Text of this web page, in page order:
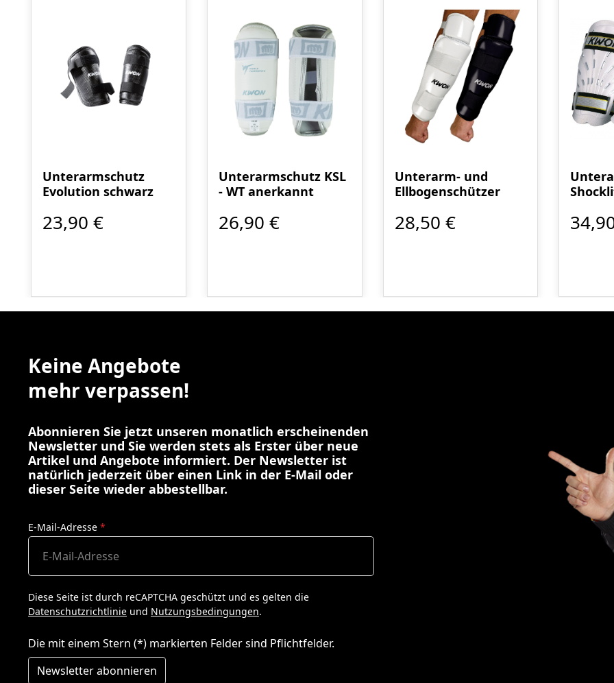
Unterarmschutz
Evolution schwarz
23,90 €
Unterarmschutz KSL
- WT anerkannt
26,90 €
Unterarm- und
Ellbogenschützer
28,50 €
Keine Angebote
mehr verpassen!
Abonnieren Sie jetzt unseren monatlich erscheinenden
Newsletter und Sie werden stets als Erster über neue
Artikel und Angebote informiert. Der Newsletter ist
natürlich jederzeit über einen Link in der E-Mail oder
dieser Seite wieder abbestellbar.
E-Mail-Adresse *
Diese Seite ist durch reCAPTCHA geschützt und es gelten die
Datenschutzrichtlinie und Nutzungsbedingungen.
Die mit einem Stern (*) markierten Felder sind Pflichtfelder.
Newsletter abonnieren